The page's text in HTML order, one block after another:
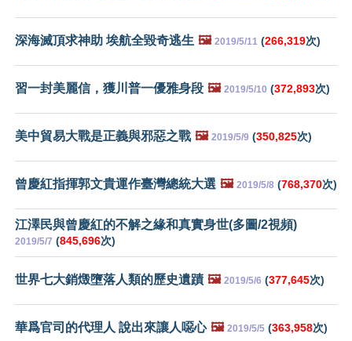
深海滅頂求神助 埃航全毀奇逃生 🖼️ 2019/5/11 (266,319次)
習一封美麗信，獲川普一優雅身段 🖼️ 2019/5/10 (372,893次)
美中貿易大戰是正義與邪惡之戰 🖼️ 2019/5/9 (350,825次)
曾慶紅指揮郭文貴運作臺灣總統大選 🖼️ 2019/5/8 (768,370次)
江澤民與曾慶紅的不解之緣和真實身世(多圖/2視頻)
2019/5/7 (845,696次)
世界七大銷燬墮落人類的歷史遺蹟 🖼️ 2019/5/6 (377,645次)
華爲官司的代理人 說出來讓人噁心 🖼️ 2019/5/5 (363,958次)